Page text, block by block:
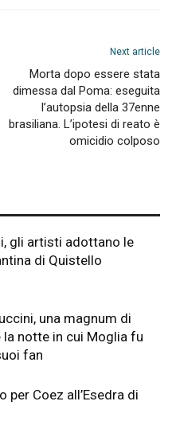
Next article
Morta dopo essere stata
dimessa dal Poma: eseguita
l’autopsia della 37enne
brasiliana. L’ipotesi di reato è
omicidio colposo
gli artisti adottano le
di Quistello
una magnum di
la notte in cui Moglia fu
fan
per Coez all’Esedra di